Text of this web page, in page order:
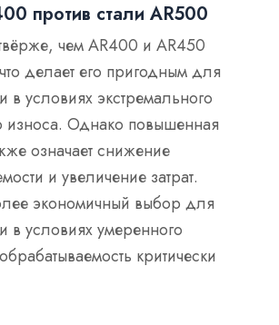
против стали AR500
чем AR400 и AR450
делает его пригодным для
в условиях экстремального
износа. Однако повышенная
означает снижение
и увеличение затрат.
экономичный выбор для
в условиях умеренного
критически